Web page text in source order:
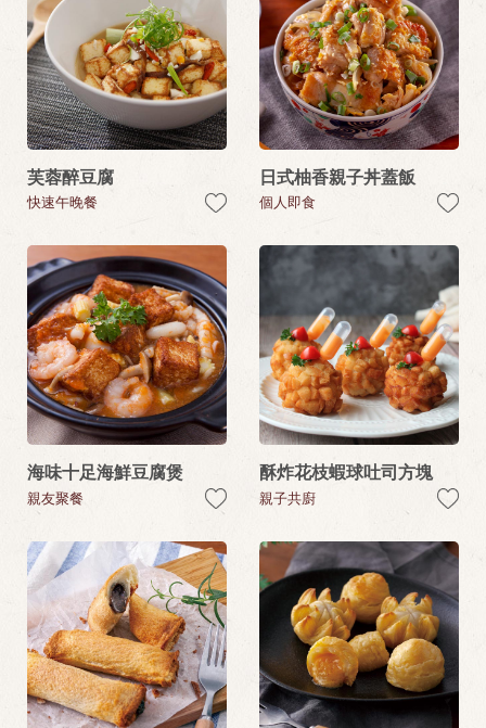
芙蓉醉豆腐
快速午晚餐
日式柚香親子丼蓋飯
個人即食
海味十足海鮮豆腐煲
親友聚餐
酥炸花枝蝦球吐司方塊
親子共廚